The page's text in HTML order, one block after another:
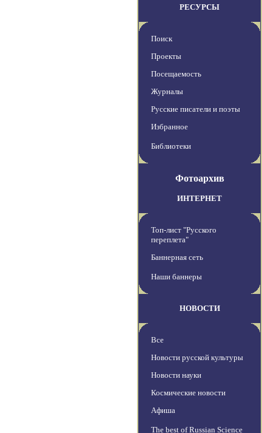
РЕСУРСЫ
Поиск
Проекты
Посещаемость
Журналы
Русские писатели и поэты
Избранное
Библиотеки
Фотоархив
ИНТЕРНЕТ
Топ-лист "Русского
переплета"
Баннерная сеть
Наши баннеры
НОВОСТИ
Все
Новости русской культуры
Новости науки
Космические новости
Афиша
The best of Russian Science